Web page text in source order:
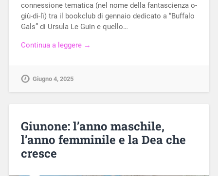
connessione tematica (nel nome della fantascienza o-
giù-di-lì) tra il bookclub di gennaio dedicato a “Buffalo
Gals” di Ursula Le Guin e quello…
Continua a leggere →
Giugno 4, 2025
Giunone: l’anno maschile,
l’anno femminile e la Dea che
cresce